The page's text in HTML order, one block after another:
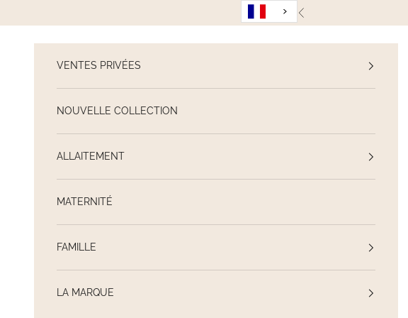
Précédent
VENTES PRIVÉES
NOUVELLE COLLECTION
ALLAITEMENT
MATERNITÉ
FAMILLE
LA MARQUE